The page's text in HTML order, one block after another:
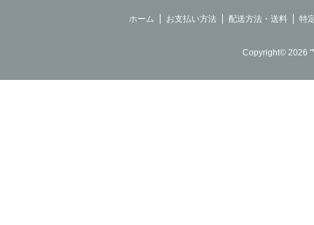
ホーム お支払い方法 配送方法・送料 特
Copyright© 2026